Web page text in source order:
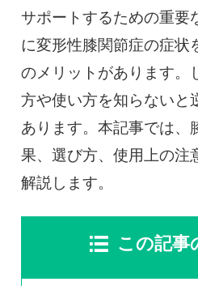
お知らせ 採用情報
予約フォーム
治療電話相
0120-
サポートするための重要
に変形性膝関節症の症状
のメリットがあります。
方や使い方を知らないと
あります。本記事では、
果、選び方、使用上の注
解説します。
この記事